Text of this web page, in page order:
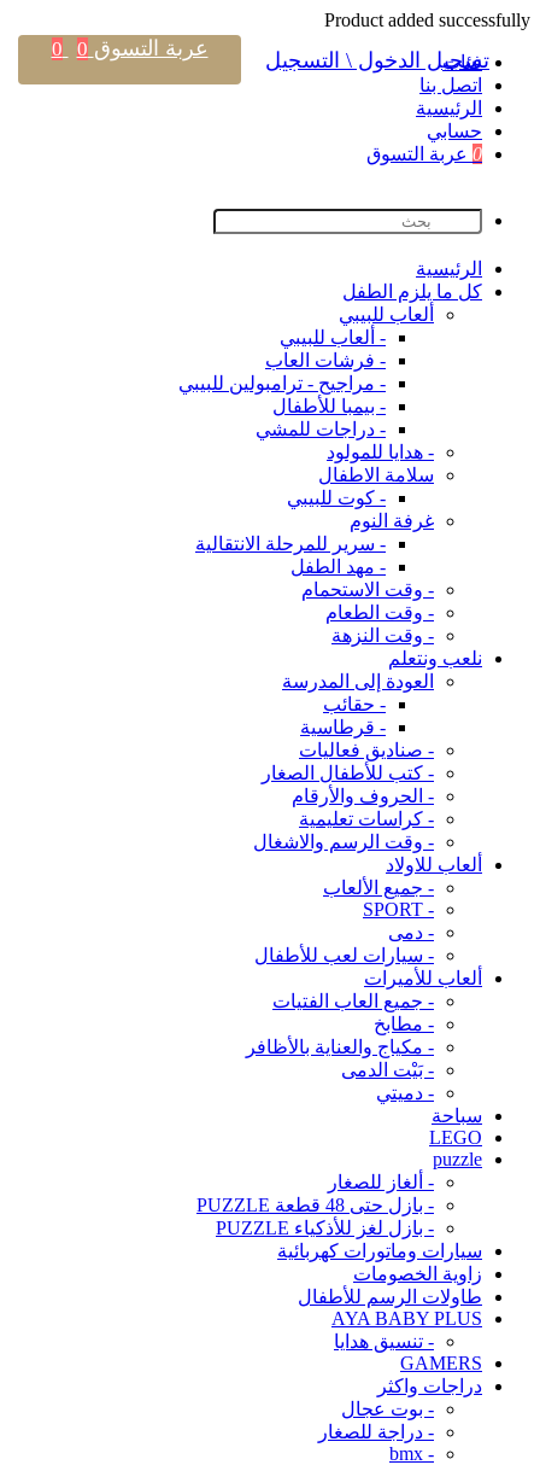
Product added successfully
فئات
اتصل بنا
اﻟﺮﺋﻴﺴﻴﺔ
حسابي
0 عربة التسوق
اﻟﺮﺋﻴﺴﻴﺔ
كل ما يلزم الطفل
ألعاب للبيبي
- ألعاب للبيبي
- فرشات العاب
- مراجيح - ترامبولين للبيبي
- بيمبا للأطفال
- دراجات للمشي
- هدايا للمولود
سلامة الاطفال
- كوت للبيبي
غرفة النوم
- سرير للمرحلة الانتقالية
- مهد الطفل
- وقت الاستحمام
- وقت الطعام
- وقت النزهة
نلعب ونتعلم
العودة إلى المدرسة
- حقائب
- قرطاسية
- صناديق فعاليات
- كتب للأطفال الصغار
- الحروف والأرقام
- كراسات تعليمية
- وقت الرسم والاشغال
ألعاب للاولاد
- جميع الألعاب
- SPORT
- دمى
- سيارات لعب للأطفال
ألعاب للأميرات
- جميع العاب الفتيات
- مطابخ
- مكياج والعناية بالأظافر
- بَيْت الدمى
- دميتي
سباحة
LEGO
puzzle
- ألغاز للصغار
- بازل حتى 48 قطعة PUZZLE
- بازل لغز للأذكياء PUZZLE
سيارات وماتورات كهربائية
زاوية الخصومات
طاولات الرسم للأطفال
AYA BABY PLUS
- تنسيق هدايا
GAMERS
دراجات واكثر
- بوت عجال
- دراجة للصغار
- bmx
تسجيل الدخول \ التسجيل عربة التسوق 0
0